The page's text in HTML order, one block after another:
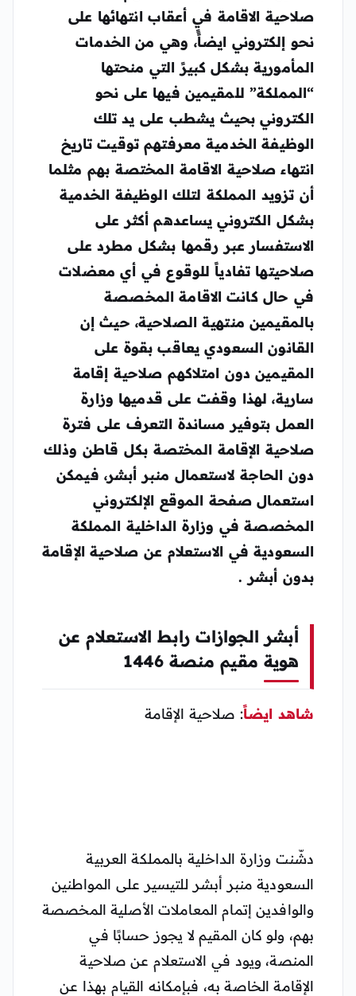
صلاحية الاقامة في أعقاب انتهائها على
نحو إلكتروني ايضاًً، وهي من الخدمات
المأمورية بشكل كبيرً التي منحتها
“المملكة” للمقيمين فيها على نحو
الكتروني بحيث يشطب على يد تلك
الوظيفة الخدمية معرفتهم توقيت تاريخ
انتهاء صلاحية الاقامة المختصة بهم مثلما
أن تزويد المملكة لتلك الوظيفة الخدمية
بشكل الكتروني يساعدهم أكثر على
الاستفسار عبر رقمها بشكل مطرد على
صلاحيتها تفادياً للوقوع في أي معضلات
في حال كانت الاقامة المخصصة
بالمقيمين منتهية الصلاحية، حيث إن
القانون السعودي يعاقب بقوة على
المقيمين دون امتلاكهم صلاحية إقامة
سارية، لهذا وقفت على قدميها وزارة
العمل بتوفير مساندة التعرف على فترة
صلاحية الإقامة المختصة بكل قاطن وذلك
دون الحاجة لاستعمال منبر أبشر، فيمكن
استعمال صفحة الموقع الإلكتروني
المخصصة في وزارة الداخلية المملكة
السعودية في الاستعلام عن صلاحية الإقامة
بدون أبشر .
أبشر الجوازات رابط الاستعلام عن
هوية مقيم منصة 1446
شاهد ايضاً: صلاحية الإقامة
دشّنت وزارة الداخلية بالمملكة العربية
السعودية منبر أبشر للتيسير على المواطنين
والوافدين إتمام المعاملات الأصلية المخصصة
بهم، ولو كان المقيم لا يجوز حسابًا في
المنصة، ويود في الاستعلام عن صلاحية
الإقامة الخاصة به، فبإمكانه القيام بهذا عن